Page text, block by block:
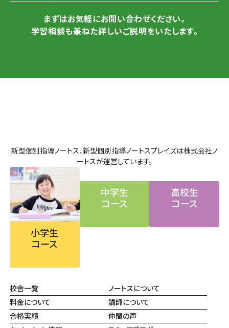
まずはお気軽にお問い合わせください。
学習相談も兼ねた詳しいご説明をいたします。
新型個別指導ノートス、新型個別指導ノートスプレイズは株式会社ノ
ートスが運営しています。
小学生
コース
中学生
コース
高校生
コース
校舎一覧
ノートスについて
料金について
講師について
合格実績
仲間の声